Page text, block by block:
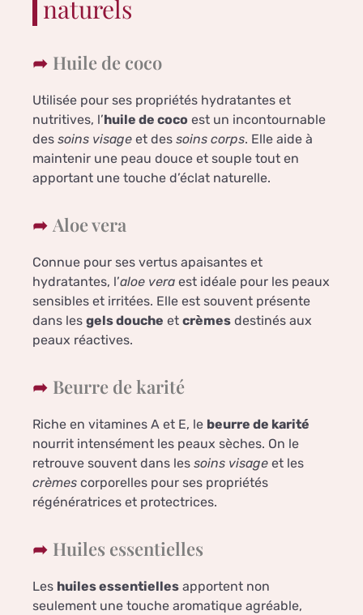
naturels
Huile de coco
Utilisée pour ses propriétés hydratantes et
nutritives, l’huile de coco est un incontournable
des soins visage et des soins corps. Elle aide à
maintenir une peau douce et souple tout en
apportant une touche d’éclat naturelle.
Aloe vera
Connue pour ses vertus apaisantes et
hydratantes, l’aloe vera est idéale pour les peaux
sensibles et irritées. Elle est souvent présente
dans les gels douche et crèmes destinés aux
peaux réactives.
Beurre de karité
Riche en vitamines A et E, le beurre de karité
nourrit intensément les peaux sèches. On le
retrouve souvent dans les soins visage et les
crèmes corporelles pour ses propriétés
régénératrices et protectrices.
Huiles essentielles
Les huiles essentielles apportent non
seulement une touche aromatique agréable,